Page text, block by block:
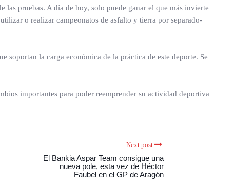
las pruebas. A día de hoy, solo puede ganar el que más invierte
o realizar campeonatos de asfalto y tierra por separado-
soportan la carga económica de la práctica de este deporte. Se
importantes para poder reemprender su actividad deportiva
Next post
El Bankia Aspar Team consigue una
nueva pole, esta vez de Héctor
Faubel en el GP de Aragón